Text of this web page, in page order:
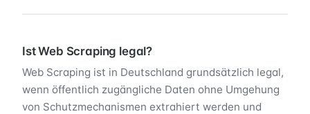
Ist Web Scraping legal?
Web Scraping ist in Deutschland grundsätzlich legal,
wenn öffentlich zugängliche Daten ohne Umgehung
von Schutzmechanismen extrahiert werden und